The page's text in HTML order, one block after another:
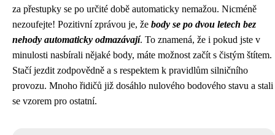
za přestupky se po určité době automaticky nemažou. Nicméně
nezoufejte! Pozitivní zprávou je, že body se po dvou letech bez
nehody automaticky odmazávají. To znamená, že i pokud jste v
minulosti nasbírali nějaké body, máte možnost začít s čistým štítem.
Stačí jezdit zodpovědně a s respektem k pravidlům silničního
provozu. Mnoho řidičů již dosáhlo nulového bodového stavu a stali
se vzorem pro ostatní.